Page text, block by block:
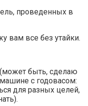
проведенных в
вам все без утайки.
(может быть, сделаю
с годовасом:
для разных целей,